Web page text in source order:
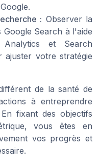
Google.
: Observer la
Google Search à l'aide
et Search
ajuster votre stratégie
de la santé de
à entreprendre
fixant des objectifs
vous êtes en
vos progrès et